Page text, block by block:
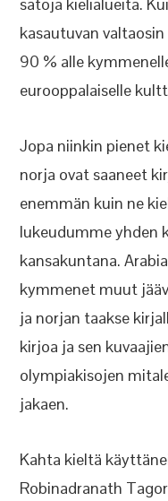
kasautuvan
90 % alle
eurooppalaiselle
Jopa niinkin pienet
norja ovat saaneet
enemmän kuin ne
lukeudumme yhden
kansakuntana.
kymmenet muut
ja norjan taakse
kirjoa ja sen
olympiakisojen
jakaen.
Kahta kieltä
Robinadranath